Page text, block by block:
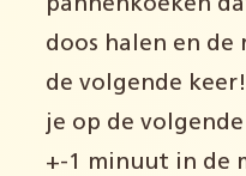
pannenkoeken
doos halen en
de volgende
je op de
+-1 minuut in de